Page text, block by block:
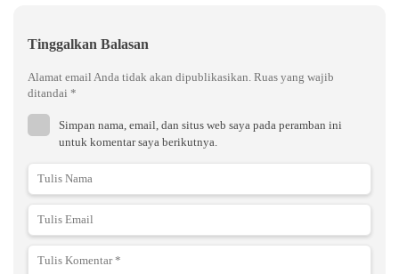
Tinggalkan Balasan
Alamat email Anda tidak akan dipublikasikan. Ruas yang wajib
ditandai *
Simpan nama, email, dan situs web saya pada peramban ini
untuk komentar saya berikutnya.